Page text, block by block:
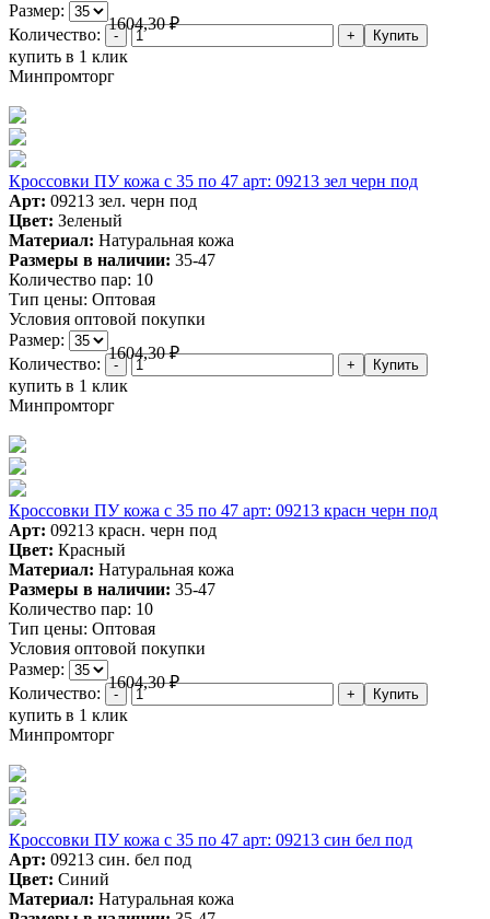
Размер:
1604,30₽
Количество:
купить в 1 клик
Минпромторг
Кроссовки ПУ кожа c 35 по 47 арт: 09213 зел черн под
Арт: 09213 зел. черн под
Цвет: Зеленый
Материал: Натуральная кожа
Размеры в наличии: 35-47
Количество пар: 10
Тип цены: Оптовая
Условия оптовой покупки
Размер:
1604,30₽
Количество:
купить в 1 клик
Минпромторг
Кроссовки ПУ кожа c 35 по 47 арт: 09213 красн черн под
Арт: 09213 красн. черн под
Цвет: Красный
Материал: Натуральная кожа
Размеры в наличии: 35-47
Количество пар: 10
Тип цены: Оптовая
Условия оптовой покупки
Размер:
1604,30₽
Количество:
купить в 1 клик
Минпромторг
Кроссовки ПУ кожа c 35 по 47 арт: 09213 син бел под
Арт: 09213 син. бел под
Цвет: Синий
Материал: Натуральная кожа